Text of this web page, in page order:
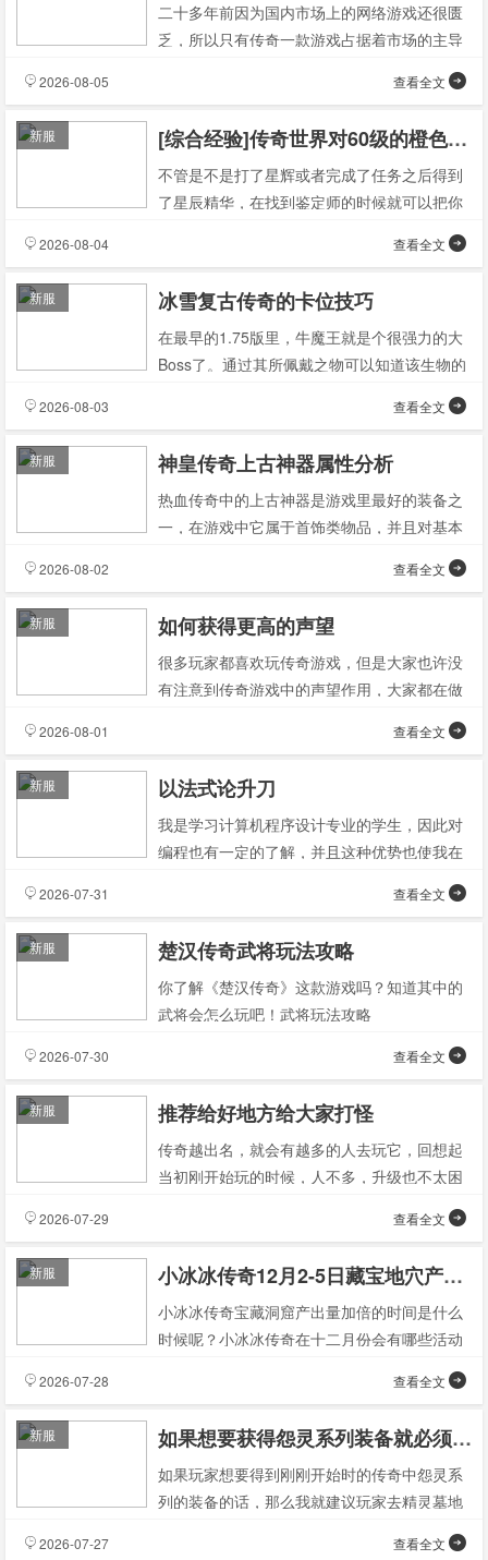
二十多年前因为国内市场上的网络游戏还很匮
乏，所以只有传奇一款游戏占据着市场的主导
地位；而到了今天这个年代的时候，国内的游
查看全文
2026-08-05
[综合经验]传奇世界对60级的橙色披风经验
不管是不是打了星辉或者完成了任务之后得到
了星辰精华，在找到鉴定师的时候就可以把你
的元神给放出来了，到了祭拜老者的地界就会
新服
查看全文
2026-08-04
冰雪复古传奇的卡位技巧
在最早的1.75版里，牛魔王就是个很强力的大
Boss了。通过其所佩戴之物可以知道该生物的
实力不凡、视域广阔无边，一旦遇到就会有去
新服
查看全文
2026-08-03
神皇传奇上古神器属性分析
热血传奇中的上古神器是游戏里最好的装备之
一，在游戏中它属于首饰类物品，并且对基本
属性加成很少，但是它的优点在于拥有很强力
新服
查看全文
2026-08-02
如何获得更高的声望
很多玩家都喜欢玩传奇游戏，但是大家也许没
有注意到传奇游戏中的声望作用，大家都在做
作业的时候没有注意到声望的作用是什么但是
新服
查看全文
2026-08-01
以法式论升刀
我是学习计算机程序设计专业的学生，因此对
编程也有一定的了解，并且这种优势也使我在
看待传奇中提升武器的时候能够从另外一个角
新服
查看全文
2026-07-31
楚汉传奇武将玩法攻略
你了解《楚汉传奇》这款游戏吗？知道其中的
武将会怎么玩吧！武将玩法攻略
新服
查看全文
2026-07-30
推荐给好地方给大家打怪
传奇越出名，就会有越多的人去玩它，回想起
当初刚开始玩的时候，人不多，升级也不太困
难，但是现在感觉想要找到一个没有人的地方
新服
查看全文
2026-07-29
小冰冰传奇12月2-5日藏宝地穴产量翻倍公告木材、铁矿产量翻倍
小冰冰传奇宝藏洞窟产出量加倍的时间是什么
时候呢？小冰冰传奇在十二月份会有哪些活动
新服
查看全文
2026-07-28
如果想要获得怨灵系列装备就必须进入精灵墓地
如果玩家想要得到刚刚开始时的传奇中怨灵系
列的装备的话，那么我就建议玩家去精灵墓地
副本里面打怪。那么对于玩家爆出怨灵装备有
新服
查看全文
2026-07-27